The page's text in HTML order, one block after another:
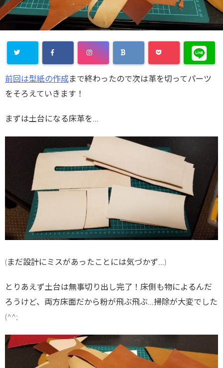
前回は型紙の作成まで終わったので次は革を切ってパーツ
をそろえていきます！
まずは土台になる床革を…
(まだ設計にミスがあったことには気づかず…)
とりあえず土台は無事切り出し完了！床側も物によるんだ
ろうけど、両方床面だから粉が飛ぶ飛ぶ…掃除が大変でした
(^^;